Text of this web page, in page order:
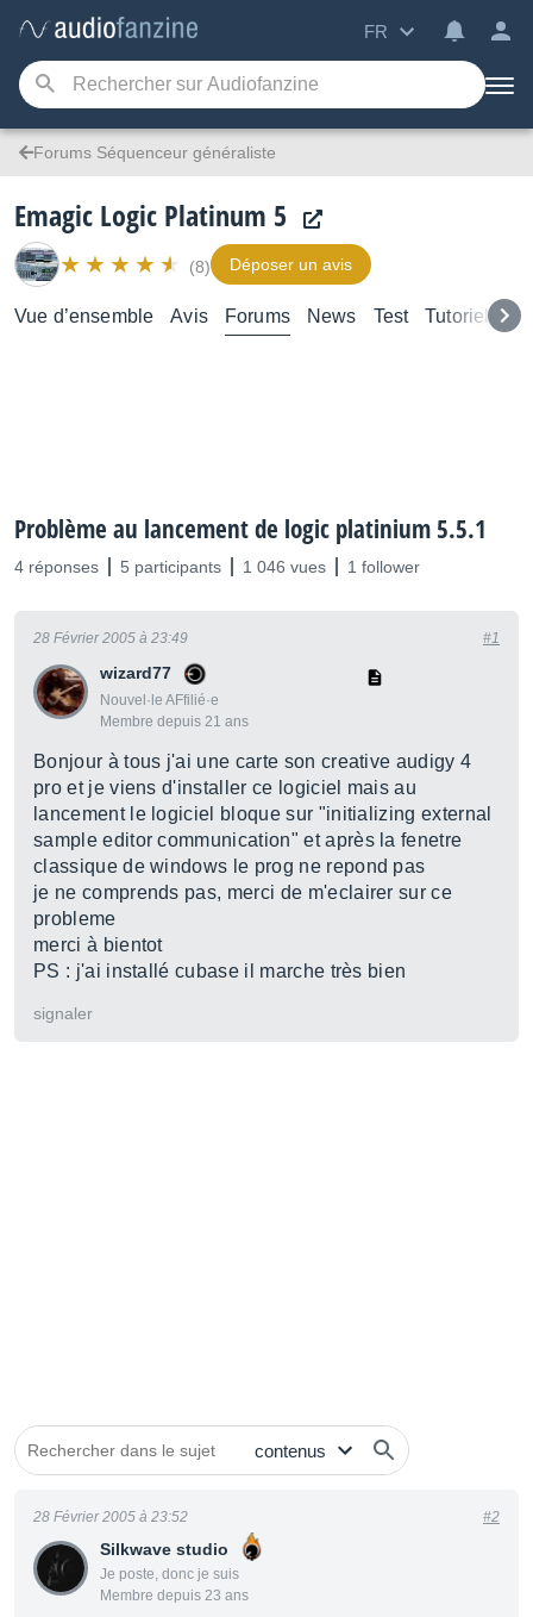
FR
Forums Séquenceur généraliste
Emagic Logic Platinum 5
(8) Déposer un avis
Vue d’ensemble Avis Forums News Test Tutoriels
Problème au lancement de logic platinium 5.5.1
4 réponses 5 participants 1 046 vues 1 follower
wizard77
Nouvel·le AFfilié·e
Membre depuis 21 ans
28 Février 2005 à 23:49 #1
Bonjour à tous j'ai une carte son creative audigy 4
pro et je viens d'installer ce logiciel mais au
lancement le logiciel bloque sur "initializing external
sample editor communication" et après la fenetre
classique de windows le prog ne repond pas
je ne comprends pas, merci de m'eclairer sur ce
probleme
merci à bientot
PS : j'ai installé cubase il marche très bien
signaler
Silkwave studio
Je poste, donc je suis
Membre depuis 23 ans
28 Février 2005 à 23:52 #2